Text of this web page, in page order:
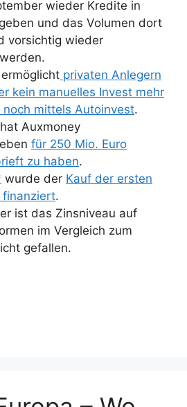
wieder Kredite in
und das Volumen dort
vorsichtig wieder
ermöglicht privaten Anlegern
kein manuelles Invest mehr
noch mittels Autoinvest.
Auxmoney
für 250 Mio. Euro
zu haben.
wurde der Kauf der ersten
finanziert.
ist das Zinsniveau auf
im Vergleich zum
gefallen.